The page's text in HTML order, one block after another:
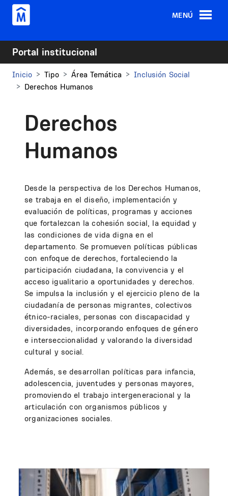
Pasar al contenido principal
MENÚ
Portal institucional
Inicio Tipo Área Temática
Inclusión Social
Derechos Humanos
Derechos
Humanos
Desde la perspectiva de los Derechos Humanos,
se trabaja en el diseño, implementación y
evaluación de políticas, programas y acciones
que fortalezcan la cohesión social, la equidad y
las condiciones de vida digna en el
departamento. Se promueven políticas públicas
con enfoque de derechos, fortaleciendo la
participación ciudadana, la convivencia y el
acceso igualitario a oportunidades y derechos.
Se impulsa la inclusión y el ejercicio pleno de la
ciudadanía de personas migrantes, colectivos
étnico-raciales, personas con discapacidad y
diversidades, incorporando enfoques de género
e interseccionalidad y valorando la diversidad
cultural y social.
Además, se desarrollan políticas para infancia,
adolescencia, juventudes y personas mayores,
promoviendo el trabajo intergeneracional y la
articulación con organismos públicos y
organizaciones sociales.
Image